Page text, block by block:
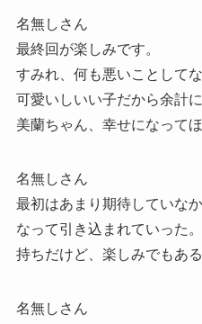
名無しさん
最終回が楽しみです。
すみれ、何も悪いことして
可愛いしいい子だから余計
美蘭ちゃん、幸せになってほ
名無しさん
最初はあまり期待していな
なって引き込まれていった
持ちだけど、楽しみでもある
名無しさん